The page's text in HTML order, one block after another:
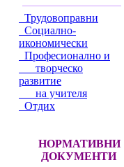
Трудовоправни
Социално-
икономически
Професионално и
творческо
развитие
на учителя
Отдих
НОРМАТИВНИ
ДОКУМЕНТИ